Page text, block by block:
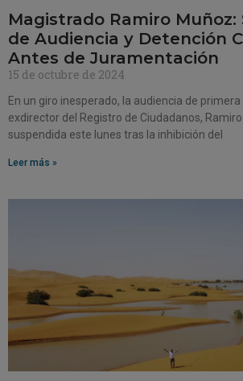
Magistrado Ramiro Muñoz:
de Audiencia y Detención
Antes de Juramentación
15 de octubre de 2024
En un giro inesperado, la audiencia de primera
exdirector del Registro de Ciudadanos,
suspendida este lunes tras la inhibición del
Leer más »